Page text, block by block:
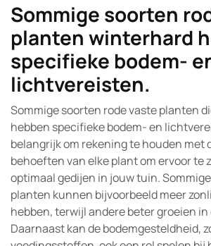
Sommige soorten
planten winterhard
specifieke bodem-
lichtvereisten.
Sommige soorten rode vaste planten
hebben specifieke bodem- en
belangrijk om rekening te houden met
behoeften van elke plant om ervoor te
optimaal gedijen in jouw tuin.
planten kunnen bijvoorbeeld meer
hebben, terwijl andere beter groeien in
Daarnaast kan de bodemgesteldheid,